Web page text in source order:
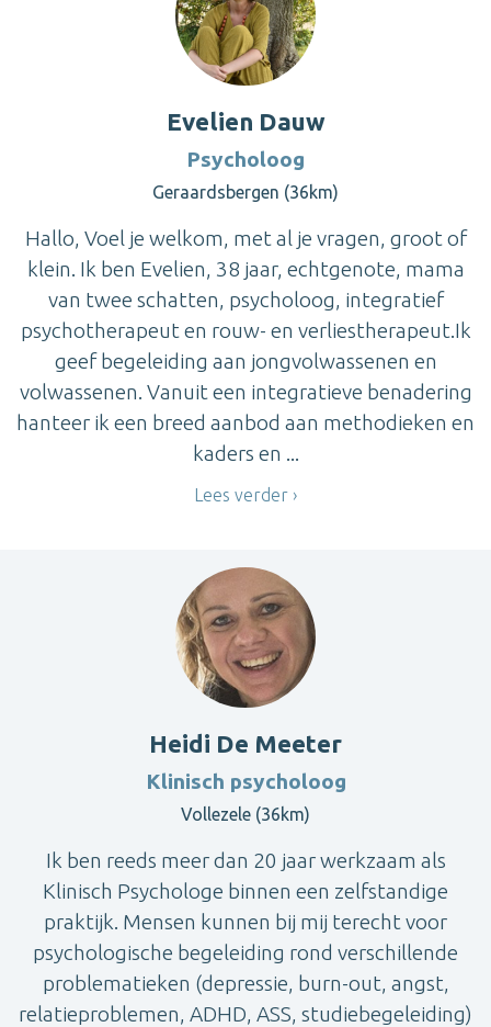
Evelien Dauw
Psycholoog
Geraardsbergen (36km)
Hallo, Voel je welkom, met al je vragen, groot of
klein. Ik ben Evelien, 38 jaar, echtgenote, mama
van twee schatten, psycholoog, integratief
psychotherapeut en rouw- en verliestherapeut.Ik
geef begeleiding aan jongvolwassenen en
volwassenen. Vanuit een integratieve benadering
hanteer ik een breed aanbod aan methodieken en
kaders en ...
Lees verder
Heidi De Meeter
Klinisch psycholoog
Vollezele (36km)
Ik ben reeds meer dan 20 jaar werkzaam als
Klinisch Psychologe binnen een zelfstandige
praktijk. Mensen kunnen bij mij terecht voor
psychologische begeleiding rond verschillende
problematieken (depressie, burn-out, angst,
relatieproblemen, ADHD, ASS, studiebegeleiding)